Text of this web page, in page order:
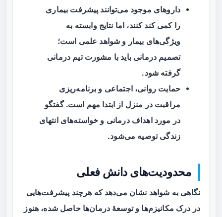
داروهای موجود می‌توانند پیشرفت بیماری
را کمی کند کنند، اما نتایج وابسته به
ویژگی‌های بیمار و شواهد علمی است؛
تصمیم درمانی باید با مشورت تیم درمانی
گرفته شود.
حمایت روانی، اجتماعی و برنامه‌ریزی
مراقبت در منزل از ابتدا مهم است. گفتگو
در مورد اهداف درمانی و خواسته‌های انتهای
زندگی توصیه می‌شود.
محدودیت‌های دانش فعلی
نگاهی به شواهد نشان می‌دهد که هرچند پیشرفت‌هایی
در درک مکانیزم‌ها و توسعهٔ درمان‌ها حاصل شده، هنوز